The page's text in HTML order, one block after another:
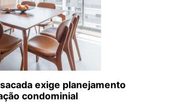
exige planejamento
condominial